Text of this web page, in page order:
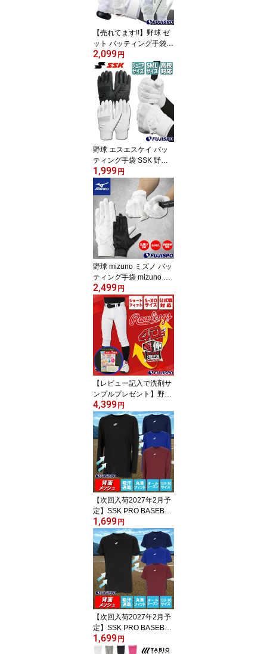
【売れてます!!】野球 ゼ
ット バッティング手袋 Z
ETT バッ手 バッティング
グローブ バッティンググ
ラブ 中学生 高校生 高校
野球対応 ホワイト ブラ
ック シングルベルト 両
手 試合 練習 トレーニン
グ フジスポ fujispo Sサ
イズ Mサイズ Lサイズ (B
G16582HSF)
2,099 円
野球 エスエスケイ バッ
ティング手袋 SSK 野球
ソフトボール 手袋 オリ
ジナル ジュニア こども
バッティンググローブ 中
学生 高校生対応 高校野
球 両手 スイング 草野球
試合 練習 トレーニング
コスパ 安い 洗い替え フ
ジスポ fujispo (BG3200
WF)
1,999 円
野球 mizuno ミズノ バッ
ティング手袋 mizuno バ
ッティンググローブ バッ
ティンググラブ ガチグラ
ブ 両手 高校野球対応 打
撃用 ホワイト ブラック
(1EJEH280)
2,499 円
【レビュー記入で洗剤サ
ンプルプレゼント】野球
Rawlings ローリングス 4
D8+PLUS ウルトラハイ
パーストレッチパンツ シ
ョートフィット ユニフォ
ームパンツ 練習着 公式
戦対応 マークなし ひざ
加工なし 防汚加工 吸汗
速乾 高校野球対応 (APP
14S01-NN)
4,399 円
【次回入荷2027年2月予
定】SSK PRO BASEBAL
L 長袖メッシュインナー
エスエスケイ アンダーシ
ャツ 吸汗速乾 通気性 伸
縮性 軽量 紫外線防止 日
焼け対策 背面メッシュ
丸首 ジュニア 大人 レデ
ィース メンズ スポーツ
インナー トレーニングウ
ェア (BU2230LL)
1,699 円
【次回入荷2027年2月予
定】SSK PRO BASEBAL
L 半袖メッシュインナー
エスエスケイ アンダーシ
1,699 円